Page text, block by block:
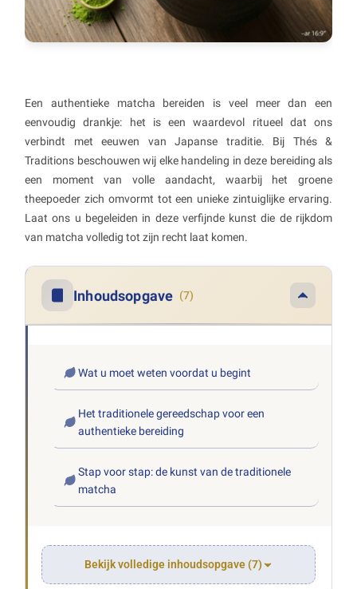
Een authentieke matcha bereiden is veel meer dan een
eenvoudig drankje: het is een waardevol ritueel dat ons
verbindt met eeuwen van Japanse traditie. Bij Thés &
Traditions beschouwen wij elke handeling in deze bereiding als
een moment van volle aandacht, waarbij het groene
theepoeder zich omvormt tot een unieke zintuiglijke ervaring.
Laat ons u begeleiden in deze verfijnde kunst die de rijkdom
van matcha volledig tot zijn recht laat komen.
Inhoudsopgave (7)
Wat u moet weten voordat u begint
Het traditionele gereedschap voor een
authentieke bereiding
Stap voor stap: de kunst van de traditionele
matcha
Bekijk volledige inhoudsopgave (7)